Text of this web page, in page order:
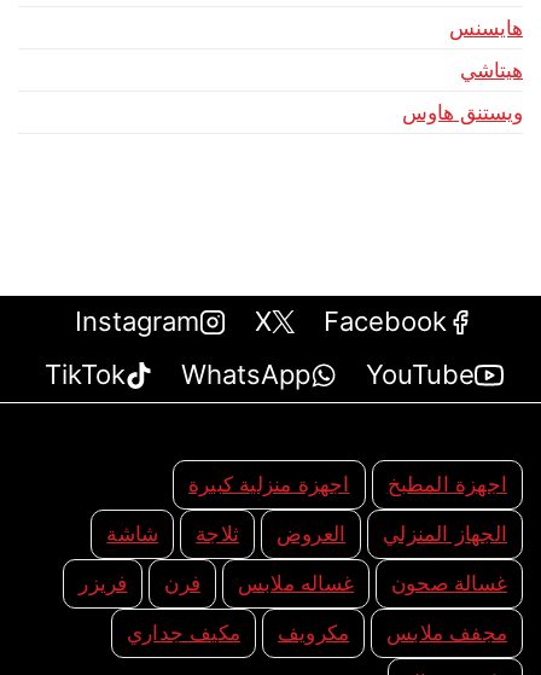
هايسنس
هيتاشي
ويستنق هاوس
Facebook
X
Instagram
YouTube
WhatsApp
TikTok
اجهزة المطبخ اجهزة منزلية كبيرة
الجهاز المنزلي العروض ثلاجة شاشة
غسالة صحون غساله ملابس فرن فريزر
مجفف ملابس مكرويف مكيف جداري